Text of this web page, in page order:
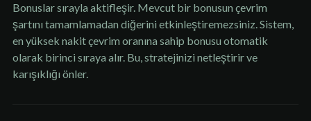
Bonuslar sırayla aktifleşir. Mevcut bir bonusun çevrim
şartını tamamlamadan diğerini etkinleştiremezsiniz. Sistem,
en yüksek nakit çevrim oranına sahip bonusu otomatik
olarak birinci sıraya alır. Bu, stratejinizi netleştirir ve
karışıklığı önler.